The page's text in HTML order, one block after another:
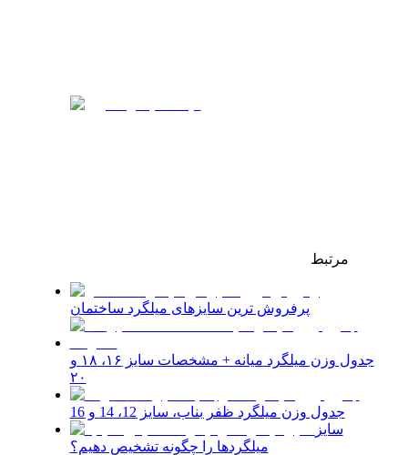
مرتبط
پرفروش‌ ترین سایزهای میلگرد ساختمان
جدول وزن میلگرد میانه + مشخصات سایز ۱۶، ۱۸ و
۲۰
جدول وزن میلگرد ظفر بناب، سایز 12، 14 و 16
سایز
میلگردها را چگونه تشخیص دهیم؟